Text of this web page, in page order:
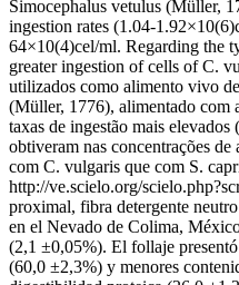
Simocephalus vetulus (Müller,
ingestion rates (1.04-
64×10(4)cel/ml. Regarding the
greater ingestion of cells of C.
utilizados como alimento vivo
(Müller, 1776), alimentado com
taxas de ingestão mais
obtiveram nas concentrações
com C. vulgaris que com S.
http://ve.scielo.org/
proximal, fibra detergente
en el Nevado de Colima,
(2,1 ±0,05%). El follaje
(60,0 ±2,3%) y menores